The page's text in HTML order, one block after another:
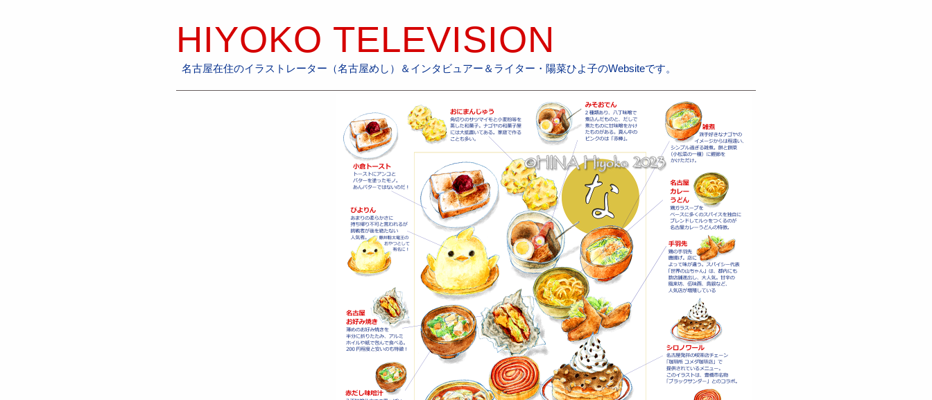
HIYOKO TELEVISION
名古屋在住のイラストレーター（名古屋めし）＆インタビュアー＆ライター・陽菜ひよ子のWebsiteです。